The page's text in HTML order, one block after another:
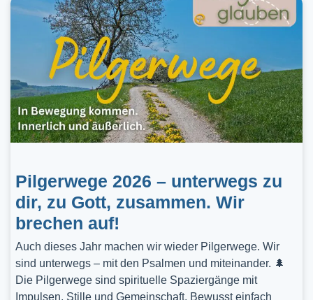
Pilgerwege 2026 – unterwegs zu
dir, zu Gott, zusammen. Wir
brechen auf!
Auch dieses Jahr machen wir wieder Pilgerwege. Wir
sind unterwegs – mit den Psalmen und miteinander. 🌲
Die Pilgerwege sind spirituelle Spaziergänge mit
Impulsen, Stille und Gemeinschaft. Bewusst einfach